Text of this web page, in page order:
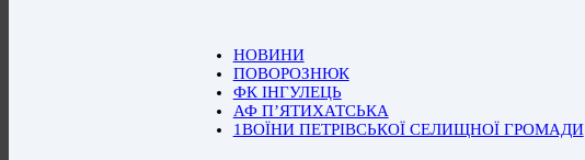
НОВИНИ
ПОВОРОЗНЮК
ФК ІНГУЛЕЦЬ
АФ П’ЯТИХАТСЬКА
1ВОЇНИ ПЕТРІВСЬКОЇ СЕЛИЩНОЇ ГРОМАДИ